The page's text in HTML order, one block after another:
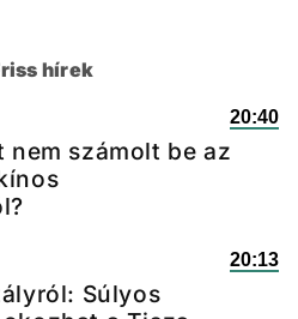
hírek
20:40
számolt be az
20:13
Súlyos